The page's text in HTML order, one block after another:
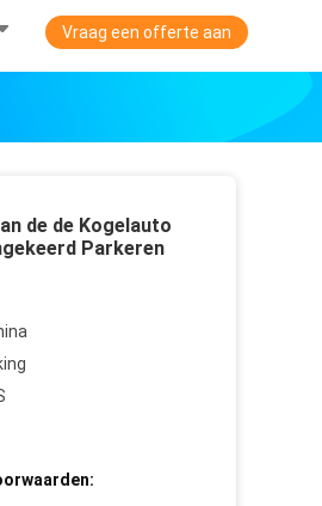
Vraag een offerte aan
de de Kogelauto
Parkeren